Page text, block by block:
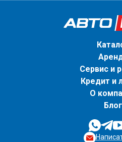
Сервис и
Кредит и
О
Блог